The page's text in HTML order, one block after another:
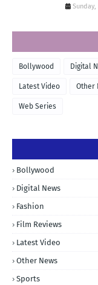
Sunday,
Bollywood Digital
Latest Video Other
Web Series
Bollywood
Digital News
Fashion
Film Reviews
Latest Video
Other News
Sports